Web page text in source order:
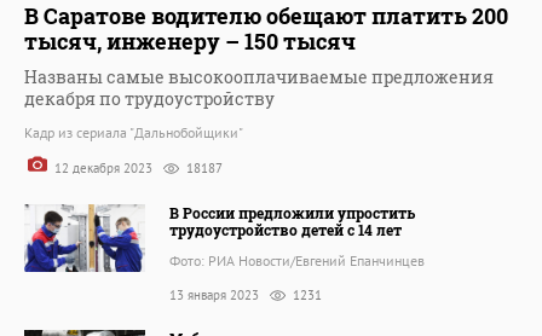
В Саратове водителю обещают платить 200
тысяч, инженеру – 150 тысяч
Названы самые высокооплачиваемые предложения
декабря по трудоустройству
Кадр из сериала "Дальнобойщики"
12 декабря 2023 18187
В России предложили упростить
трудоустройство детей с 14 лет
Фото: РИА Новости/Евгений Епанчинцев
13 января 2023 1231